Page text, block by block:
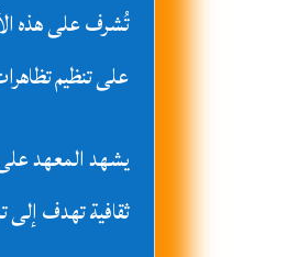
تُشرف على هذه
على تنظيم
يشهد المعهد
ثقافية تهدف إلى